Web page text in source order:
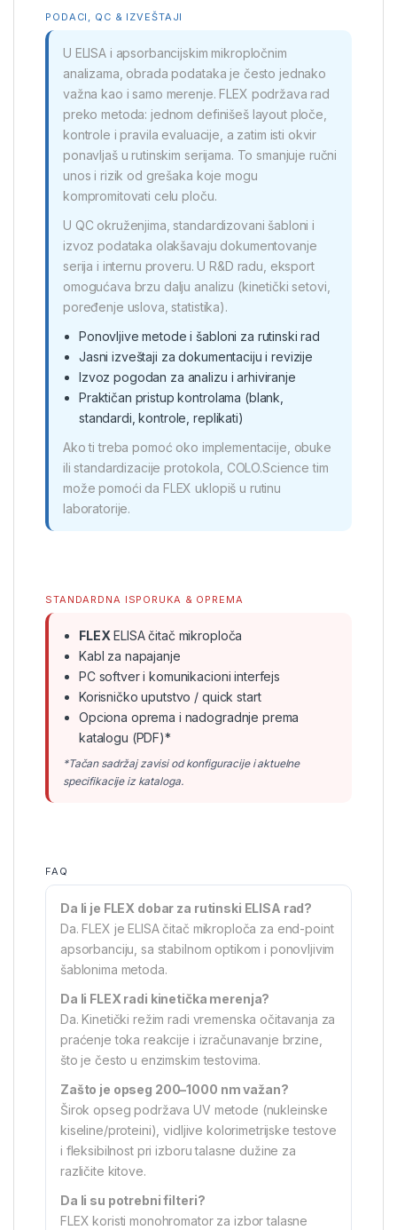
PODACI, QC & IZVEŠTAJI
U ELISA i apsorbancijskim mikropločnim
analizama, obrada podataka je često jednako
važna kao i samo merenje. FLEX podržava rad
preko metoda: jednom definišeš layout ploče,
kontrole i pravila evaluacije, a zatim isti okvir
ponavljaš u rutinskim serijama. To smanjuje ručni
unos i rizik od grešaka koje mogu
kompromitovati celu ploču.
U QC okruženjima, standardizovani šabloni i
izvoz podataka olakšavaju dokumentovanje
serija i internu proveru. U R&D radu, eksport
omogućava brzu dalju analizu (kinetički setovi,
poređenje uslova, statistika).
Ponovljive metode i šabloni za rutinski rad
Jasni izveštaji za dokumentaciju i revizije
Izvoz pogodan za analizu i arhiviranje
Praktičan pristup kontrolama (blank,
standardi, kontrole, replikati)
Ako ti treba pomoć oko implementacije, obuke
ili standardizacije protokola, COLO.Science tim
može pomoći da FLEX uklopiš u rutinu
laboratorije.
STANDARDNA ISPORUKA & OPREMA
FLEX ELISA čitač mikroploča
Kabl za napajanje
PC softver i komunikacioni interfejs
Korisničko uputstvo / quick start
Opciona oprema i nadogradnje prema
katalogu (PDF)*
*Tačan sadržaj zavisi od konfiguracije i aktuelne
specifikacije iz kataloga.
FAQ
Da li je FLEX dobar za rutinski ELISA rad?
Da. FLEX je ELISA čitač mikroploča za end-point
apsorbanciju, sa stabilnom optikom i ponovljivim
šablonima metoda.
Da li FLEX radi kinetička merenja?
Da. Kinetički režim radi vremenska očitavanja za
praćenje toka reakcije i izračunavanje brzine,
što je često u enzimskim testovima.
Zašto je opseg 200–1000 nm važan?
Širok opseg podržava UV metode (nukleinske
kiseline/proteini), vidljive kolorimetrijske testove
i fleksibilnost pri izboru talasne dužine za
različite kitove.
Da li su potrebni filteri?
FLEX koristi monohromator za izbor talasne